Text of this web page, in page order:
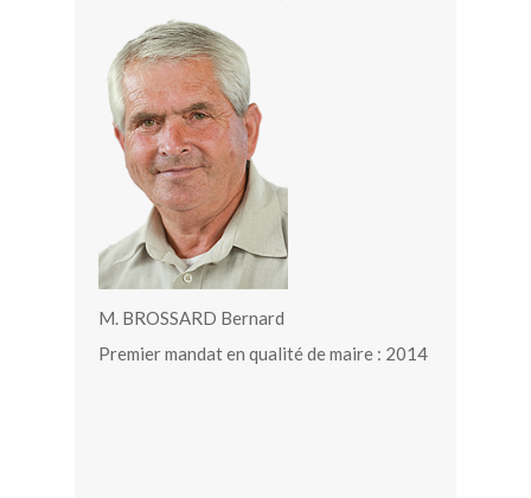
M. BROSSARD Bernard
Premier mandat en qualité de maire : 2014